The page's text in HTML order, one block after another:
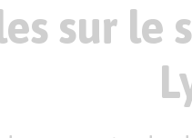
sur le